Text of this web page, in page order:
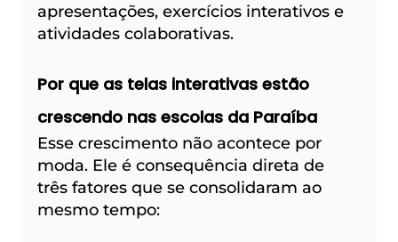
apresentações, exercícios interativos e
atividades colaborativas.
Por que as telas interativas estão
crescendo nas escolas da Paraíba
Esse crescimento não acontece por
moda. Ele é consequência direta de
três fatores que se consolidaram ao
mesmo tempo: